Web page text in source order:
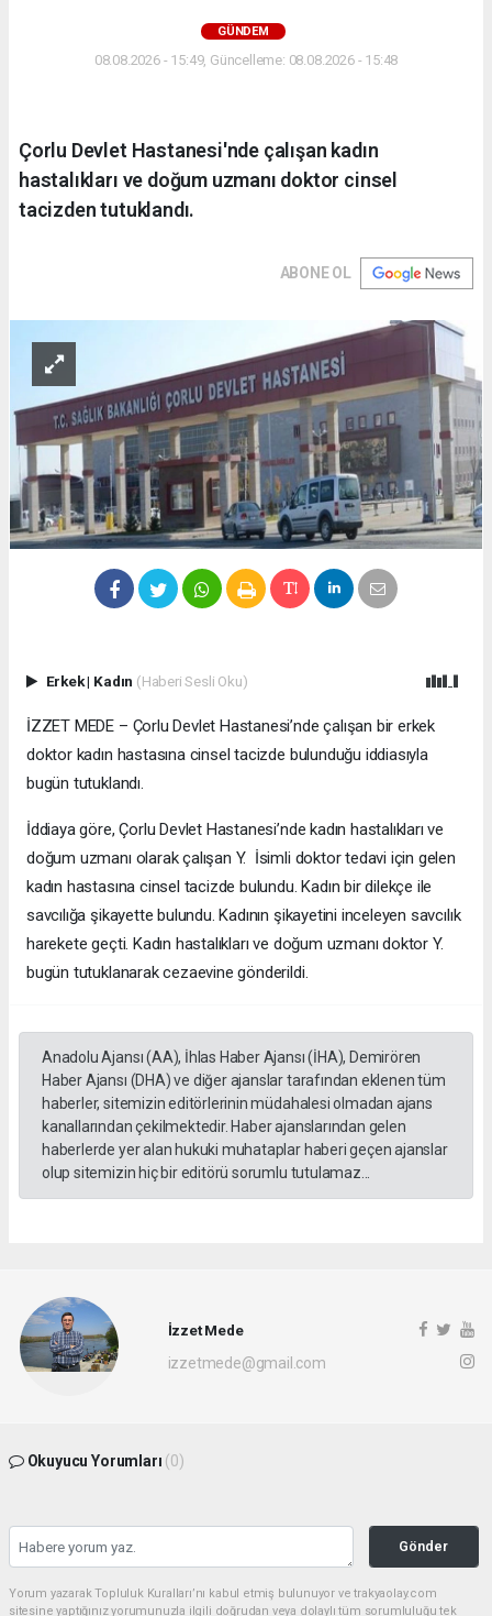
GÜNDEM
08.08.2026 - 15:49, Güncelleme: 08.08.2026 - 15:48
Çorlu Devlet Hastanesi'nde çalışan kadın
hastalıkları ve doğum uzmanı doktor cinsel
tacizden tutuklandı.
ABONE OL
Erkek| Kadın (Haberi Sesli Oku)
İZZET MEDE – Çorlu Devlet Hastanesi’nde çalışan bir erkek
doktor kadın hastasına cinsel tacizde bulunduğu iddiasıyla
bugün tutuklandı.
İddiaya göre, Çorlu Devlet Hastanesi’nde kadın hastalıkları ve
doğum uzmanı olarak çalışan Y. İsimli doktor tedavi için gelen
kadın hastasına cinsel tacizde bulundu. Kadın bir dilekçe ile
savcılığa şikayette bulundu. Kadının şikayetini inceleyen savcılık
harekete geçti. Kadın hastalıkları ve doğum uzmanı doktor Y.
bugün tutuklanarak cezaevine gönderildi.
Anadolu Ajansı (AA), İhlas Haber Ajansı (İHA), Demirören
Haber Ajansı (DHA) ve diğer ajanslar tarafından eklenen tüm
haberler, sitemizin editörlerinin müdahalesi olmadan ajans
kanallarından çekilmektedir. Haber ajanslarından gelen
haberlerde yer alan hukuki muhataplar haberi geçen ajanslar
olup sitemizin hiç bir editörü sorumlu tutulamaz...
İzzet Mede
izzetmede@gmail.com
Okuyucu Yorumları (0)
Gönder
Yorum yazarak Topluluk Kuralları’nı kabul etmiş bulunuyor ve trakyaolay.com
sitesine yaptığınız yorumunuzla ilgili doğrudan veya dolaylı tüm sorumluluğu tek